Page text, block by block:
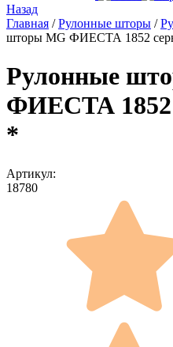
Назад
Главная / Рулонные шторы /
шторы MG ФИЕСТА 1852
Рулонные
ФИЕСТА 1852
*
Артикул:
18780